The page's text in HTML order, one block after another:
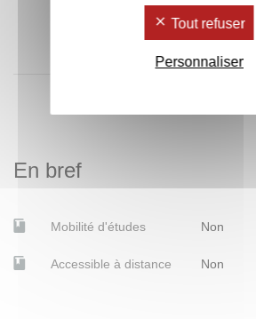
pouvant mobiliser des
compétences
pluridisciplinaires dans
un cadre collaboratif
En bref
Mobilité d'études Non
Accessible à distance Non
Tout refuser
Personnaliser